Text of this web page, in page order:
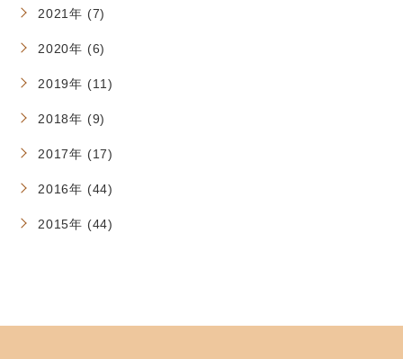
2021年 (7)
2020年 (6)
2019年 (11)
2018年 (9)
2017年 (17)
2016年 (44)
2015年 (44)